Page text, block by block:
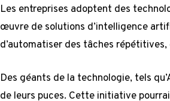
Les entreprises adoptent des
œuvre de solutions d’intelligence
d’automatiser des tâches
Des géants de la technologie, tels
de leurs puces. Cette initiative